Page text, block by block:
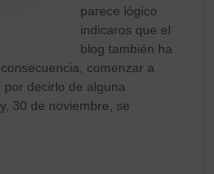
parece lógico
indicaros que el
blog también ha
comenzar a
decirlo de alguna
30 de noviembre, se